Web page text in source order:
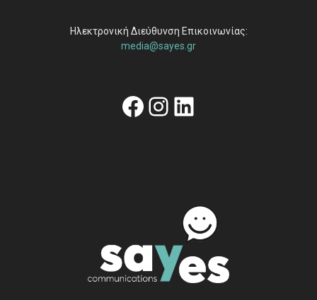
Ηλεκτρονική Διεύθυνση Επικοινωνίας:
media@sayes.gr
Facebook
Instagram
Linkedin